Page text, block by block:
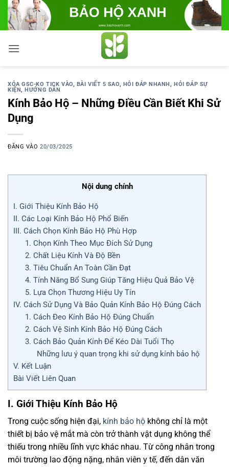
Bỏ
qua
nội
dung
XÓA GSC-KO TICK VÀO, BÀI VIẾT 5 SAO, HỎI ĐÁP NHANH, HỎI ĐÁP SỰ
KIỆN, HƯỚNG DẪN
Kính Bảo Hộ – Những Điều Cần Biết Khi Sử
Dụng
ĐĂNG VÀO20/03/2025
Nội dung chính
I. Giới Thiệu Kính Bảo Hộ
II. Các Loại Kính Bảo Hộ Phổ Biến
III. Cách Chọn Kính Bảo Hộ Phù Hợp
1. Chọn Kính Theo Mục Đích Sử Dụng
2. Chất Liệu Kính Và Độ Bền
3. Tiêu Chuẩn An Toàn Cần Đạt
4. Tính Năng Bổ Sung Giúp Tăng Hiệu Quả Bảo Vệ
5. Lựa Chọn Thương Hiệu Uy Tín
IV. Cách Sử Dụng Và Bảo Quản Kính Bảo Hộ Đúng Cách
1. Cách Đeo Kính Bảo Hộ Đúng Chuẩn
2. Cách Vệ Sinh Kính Bảo Hộ Đúng Cách
3. Cách Bảo Quản Kính Để Kéo Dài Tuổi Thọ
Những lưu ý quan trọng khi sử dụng kính bảo hộ
V. Kết Luận
Bài Viết Liên Quan
I. Giới Thiệu Kính Bảo Hộ
Trong cuộc sống hiện đại, kính bảo hộ không chỉ là một
thiết bị bảo vệ mắt mà còn trở thành vật dụng không thể
thiếu trong nhiều lĩnh vực khác nhau. Từ công nhân trong
môi trường lao động nặng, nhân viên y tế, đến dân văn